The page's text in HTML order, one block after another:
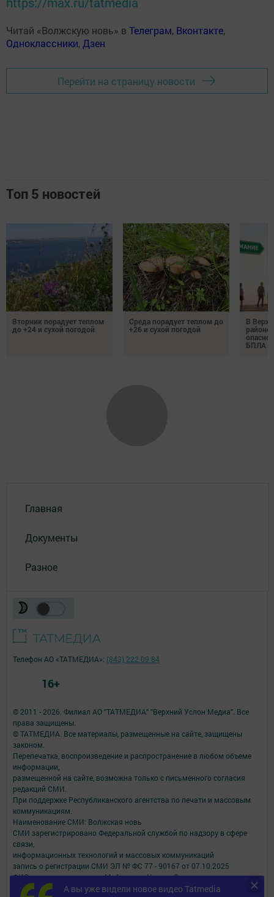
Читай «Волжскую новь» в Телеграм, Вконтакте,
Одноклассники, Дзен
Перейти на страницу новости
Топ 5 новостей
Вторник порадует теплом
до +24 и сухой погодой
Среда порадует теплом до
+26 и сухой погодой
В
районе
БПЛА
Главная
Документы
Разное
А вы уже видели новое видео Tatmedia
© 2011 - 2026. Филиал АО "ТАТМЕДИА" "Верхний Услон Медиа". Все
права защищены.
© ТАТМЕДИА. Все материалы, размещенные на сайте, защищены
законом.
Перепечатка, воспроизведение и распространение в любом объеме
информации,
размещенной на сайте, возможна только с письменного согласия
редакций СМИ.
При поддержке Республиканского агентства по печати и массовым
коммуникациям.
Наименование СМИ: Волжская новь
СМИ зарегистрировано Федеральной службой по надзору в сфере
связи,
информационных технологий и массовых коммуникаций
запись о регистрации СМИ ЭЛ № ФС 77 - 90167 от 07.10.2025
ФИО главного редактора: Муфталиев Нусрат Загидович
Адрес редакции: 422570, Российская Федерация, Республика
Телефон АО «ТАТМЕДИА»: (843) 222 09 84
16+